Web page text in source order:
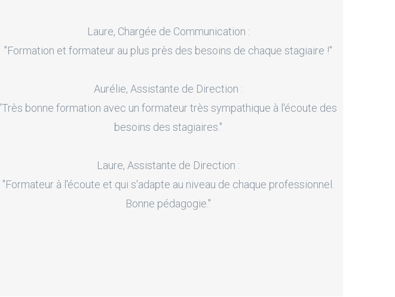
Laure, Chargée de Communication :
"Formation et formateur au plus près des besoins de chaque stagiaire !"
Aurélie, Assistante de Direction :
'Très bonne formation avec un formateur très sympathique à l'écoute des
besoins des stagiaires."
Laure, Assistante de Direction :
"Formateur à l'écoute et qui s'adapte au niveau de chaque professionnel.
Bonne pédagogie."